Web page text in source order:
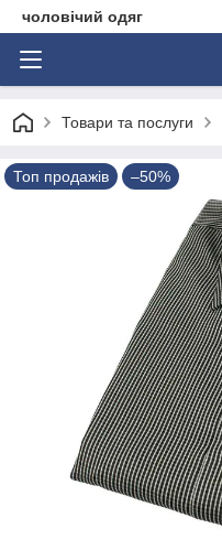
чоловічий одяг
Товари та послуги
Топ продажів –50%